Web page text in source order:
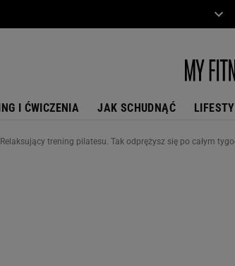
I ĆWICZENIA JAK SCHUDNĄĆ
Relaksujący trening pilatesu. Tak odprężysz się po całym